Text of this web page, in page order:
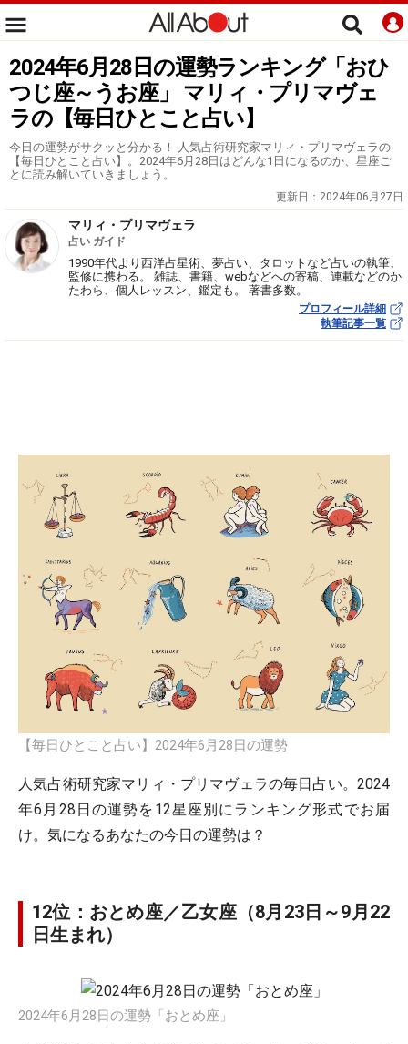
2024年6月28日の運勢ランキング「おひ
つじ座～うお座」 マリィ・プリマヴェ
ラの【毎日ひとこと占い】
今日の運勢がサクッと分かる！ 人気占術研究家マリィ・プリマヴェラの
【毎日ひとこと占い】。2024年6月28日はどんな1日になるのか、星座ご
とに読み解いていきましょう。
更新日： 2024年06月27日
マリィ・プリマヴェラ
占い ガイド
1990年代より西洋占星術、夢占い、タロットなど占いの執筆、
監修に携わる。 雑誌、書籍、webなどへの寄稿、連載などのか
たわら、個人レッスン、鑑定も。 著書多数。
プロフィール詳細
執筆記事一覧
【毎日ひとこと占い】2024年6月28日の運勢
人気占術研究家マリィ・プリマヴェラの毎日占い。2024
年6月28日の運勢を12星座別にランキング形式でお届
け。気になるあなたの今日の運勢は？
12位：おとめ座／乙女座（8月23日～9月22
日生まれ）
2024年6月28日の運勢「おとめ座」